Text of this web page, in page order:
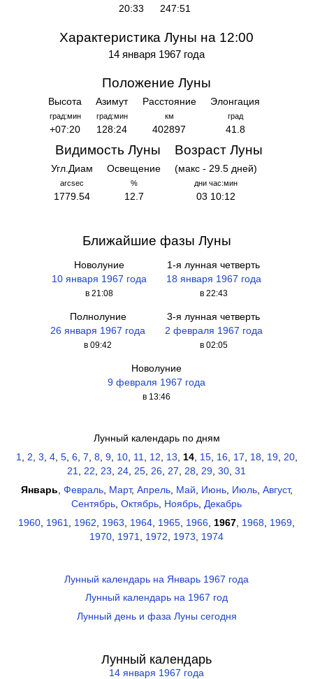
20:33 247:51
Характеристика Луны на 12:00
14 января 1967 года
Положение Луны
Высота
град:мин
+07:20
Азимут
град:мин
128:24
Расстояние
км
402897
Элонгация
град
41.8
Видимость Луны
Угл.Диам
arcsec
1779.54
Освещение
%
12.7
Возраст Луны
(макс - 29.5 дней)
дни час:мин
03 10:12
Ближайшие фазы Луны
Новолуние
10 января 1967 года
в 21:08
1-я лунная четверть
18 января 1967 года
в 22:43
Полнолуние
26 января 1967 года
в 09:42
3-я лунная четверть
2 февраля 1967 года
в 02:05
Новолуние
9 февраля 1967 года
в 13:46
Лунный календарь по дням
1, 2, 3, 4, 5, 6, 7, 8, 9, 10, 11, 12, 13, 14, 15, 16, 17, 18, 19, 20,
21, 22, 23, 24, 25, 26, 27, 28, 29, 30, 31
Январь Февраль, Март, Апрель, Май Июнь, Июль, Август,
Сентябрь Октябрь Ноябрь Декабрь
1960 1961 1962 1963 1964 1965 1966 1967 1968 1969
1970 1971 1972 1973 1974
Лунный календарь на Январь 1967 года
Лунный календарь на 1967 год
Лунный день и фаза Луны сегодня
Лунный календарь
14 января 1967 года